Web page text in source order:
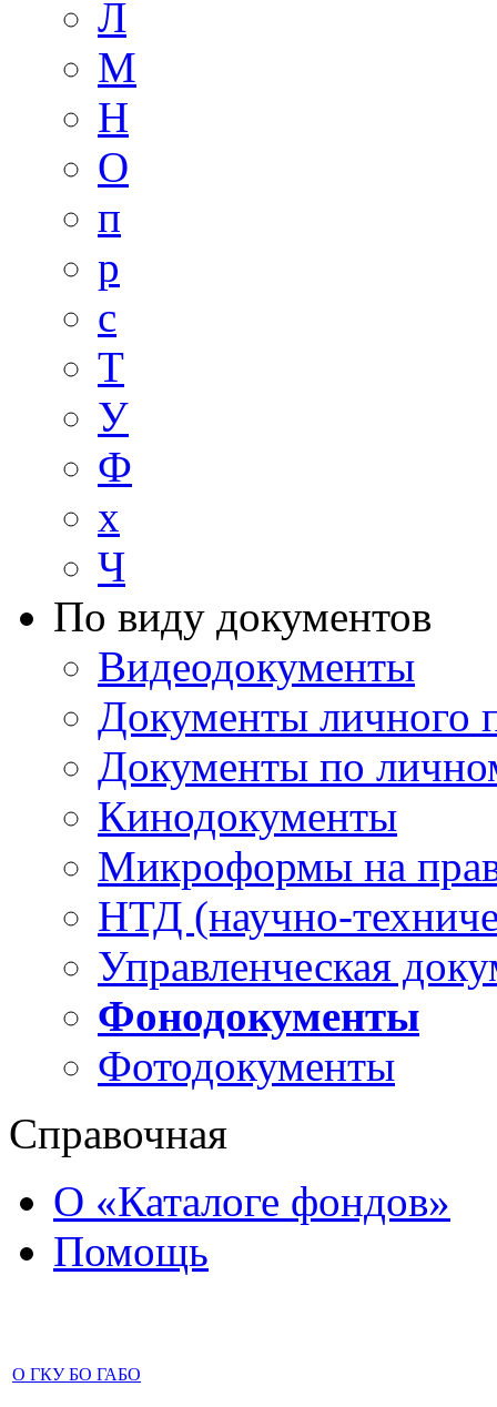
Л
М
Н
О
п
р
с
Т
У
Ф
х
Ч
По виду документов
Видеодокументы
Документы личного
Документы по
Кинодокументы
Микроформы на
НТД (научно-
Управленческая
Фонодокументы
Фотодокументы
Справочная
О «Каталоге фондов»
Помощь
О ГКУ БО ГАБО